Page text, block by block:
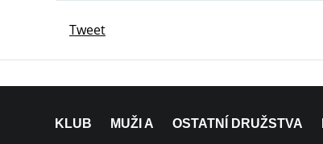
Tweet
KLUB MUŽI A OSTATNÍ DRUŽSTVA